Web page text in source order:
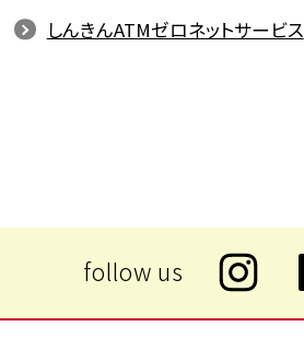
しんきんATMゼロネットサービス